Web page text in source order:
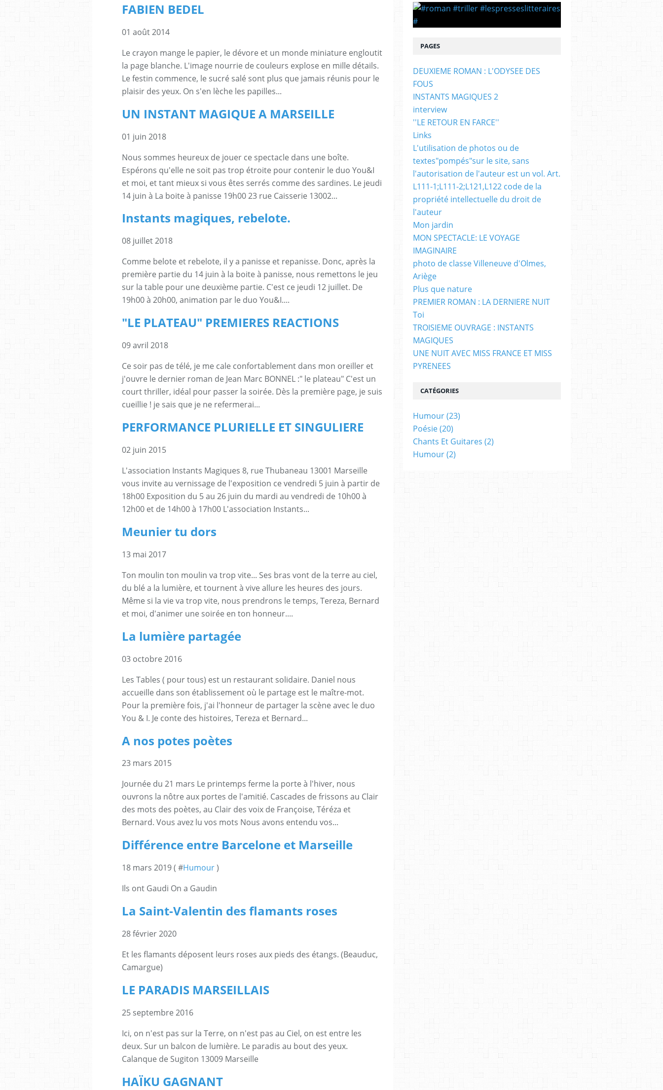
FABIEN BEDEL
01 août 2014
Le crayon mange le papier, le dévore et un monde miniature engloutit
la page blanche. L'image nourrie de couleurs explose en mille détails.
Le festin commence, le sucré salé sont plus que jamais réunis pour le
plaisir des yeux. On s'en lèche les papilles...
UN INSTANT MAGIQUE A MARSEILLE
01 juin 2018
Nous sommes heureux de jouer ce spectacle dans une boîte.
Espérons qu'elle ne soit pas trop étroite pour contenir le duo You&I
et moi, et tant mieux si vous êtes serrés comme des sardines. Le jeudi
14 juin à La boite à panisse 19h00 23 rue Caisserie 13002...
Instants magiques, rebelote.
08 juillet 2018
Comme belote et rebelote, il y a panisse et repanisse. Donc, après la
première partie du 14 juin à la boite à panisse, nous remettons le jeu
sur la table pour une deuxième partie. C'est ce jeudi 12 juillet. De
19h00 à 20h00, animation par le duo You&I....
"LE PLATEAU" PREMIERES REACTIONS
09 avril 2018
Ce soir pas de télé, je me cale confortablement dans mon oreiller et
j'ouvre le dernier roman de Jean Marc BONNEL :" le plateau" C'est un
court thriller, idéal pour passer la soirée. Dès la première page, je suis
cueillie ! je sais que je ne refermerai...
PERFORMANCE PLURIELLE ET SINGULIERE
02 juin 2015
L'association Instants Magiques 8, rue Thubaneau 13001 Marseille
vous invite au vernissage de l'exposition ce vendredi 5 juin à partir de
18h00 Exposition du 5 au 26 juin du mardi au vendredi de 10h00 à
12h00 et de 14h00 à 17h00 L'association Instants...
Meunier tu dors
13 mai 2017
Ton moulin ton moulin va trop vite... Ses bras vont de la terre au ciel,
du blé a la lumière, et tournent à vive allure les heures des jours.
Même si la vie va trop vite, nous prendrons le temps, Tereza, Bernard
et moi, d'animer une soirée en ton honneur....
La lumière partagée
03 octobre 2016
Les Tables ( pour tous) est un restaurant solidaire. Daniel nous
accueille dans son établissement où le partage est le maître-mot.
Pour la première fois, j'ai l'honneur de partager la scène avec le duo
You & I. Je conte des histoires, Tereza et Bernard...
A nos potes poètes
23 mars 2015
Journée du 21 mars Le printemps ferme la porte à l'hiver, nous
ouvrons la nôtre aux portes de l'amitié. Cascades de frissons au Clair
des mots des poètes, au Clair des voix de Françoise, Téréza et
Bernard. Vous avez lu vos mots Nous avons entendu vos...
Différence entre Barcelone et Marseille
18 mars 2019 ( #Humour)
Ils ont Gaudi On a Gaudin
La Saint-Valentin des flamants roses
28 février 2020
Et les flamants déposent leurs roses aux pieds des étangs. (Beauduc,
Camargue)
LE PARADIS MARSEILLAIS
25 septembre 2016
Ici, on n'est pas sur la Terre, on n'est pas au Ciel, on est entre les
deux. Sur un balcon de lumière. Le paradis au bout des yeux.
Calanque de Sugiton 13009 Marseille
HAÏKU GAGNANT
PAGES
DEUXIEME ROMAN : L'ODYSEE DES
FOUS
INSTANTS MAGIQUES 2
interview
''LE RETOUR EN FARCE''
Links
L'utilisation de photos ou de
textes"pompés"sur le site, sans
l'autorisation de l'auteur est un vol. Art.
L111-1;L111-2;L121,L122 code de la
propriété intellectuelle du droit de
l'auteur
Mon jardin
MON SPECTACLE: LE VOYAGE
IMAGINAIRE
photo de classe Villeneuve d'Olmes,
Ariège
Plus que nature
PREMIER ROMAN : LA DERNIERE NUIT
Toi
TROISIEME OUVRAGE : INSTANTS
MAGIQUES
UNE NUIT AVEC MISS FRANCE ET MISS
PYRENEES
CATÉGORIES
Humour(23)
Poésie(20)
Chants Et Guitares (2)
Humour(2)